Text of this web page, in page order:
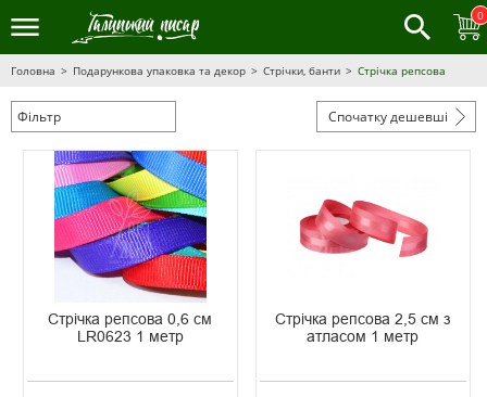
0
Головна Подарункова упаковка та декор Стрічки, банти Стрічка репсова
Фільтр Спочатку дешевші
Стрічка репсова 0,6 см
LR0623 1 метр
Стрічка репсова 2,5 см з
атласом 1 метр